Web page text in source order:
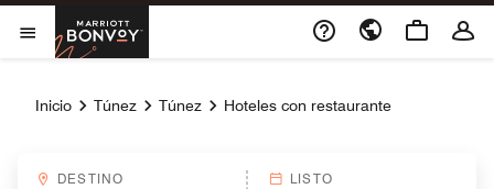
Skip to Content
Abrir el menú
Marriott Bonvoy
Inicio Túnez Túnez Hoteles con restaurante
DESTINO LISTO